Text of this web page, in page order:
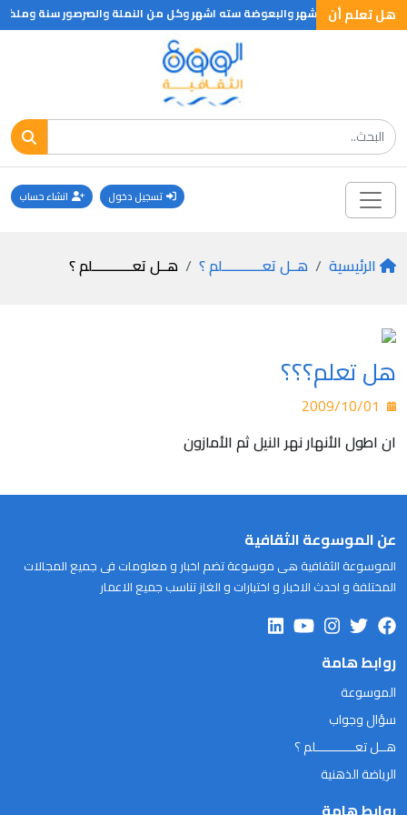
هل تعلم أن
والذبابة ثلاثة اشهر والبعوضة سته اشهر وكل من النملة
تسجيل دخول انشاء حساب
الرئيسية هــل تعـــــــــــلم ؟ هــل تعـــــــــــلم ؟
هل تعلم؟؟؟
ان اطول الأنهار نهر النيل ثم الأمازون
عن الموسوعة الثقافية
الموسوعة الثقافية هى موسوعة تضم اخبار و معلومات فى جميع المجالات
المختلفة و احدث الاخبار و اختبارات و الغاز تناسب جميع الاعمار
روابط هامة
الموسوعة
سؤال وجواب
هــل تعـــــــــــلم ؟
الرياضة الذهنية